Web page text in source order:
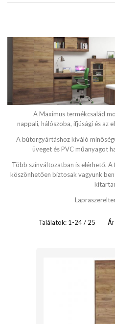
cm
SZÉLESSÉG
cm
cm
cm
cm
cm
A Maximus termékcsalád
nappali, hálószoba, ifjúsági és az
A bútorgyártáshoz kiváló
üveget és PVC műanyagot
Több színváltozatban is elérhető. A
köszönhetően biztosak vagyunk
Találatok: 1-24 / 25